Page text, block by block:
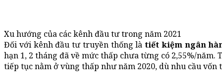
Xu hướng của các kênh đầu tư trong năm 2021
Đối với kênh đầu tư truyền thống là tiết kiệm ngân
hạn 1, 2 tháng đã về mức thấp chưa từng có 2,55%/
tiếp tục nằm ở vùng thấp như năm 2020, dù nhu cầu